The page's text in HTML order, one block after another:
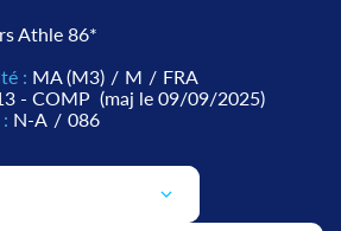
Athle 86*
: MA (M3) / M / FRA
- COMP (maj le 09/09/2025)
N-A / 086